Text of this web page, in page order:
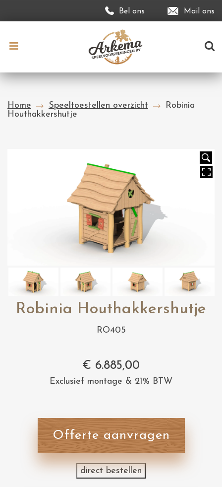
Bel ons Mail ons
Home Speeltoestellen overzicht
Robinia
Houthakkershutje
Robinia Houthakkershutje
RO405
€ 6.885,00
Exclusief montage & 21% BTW
Offerte aanvragen
direct bestellen